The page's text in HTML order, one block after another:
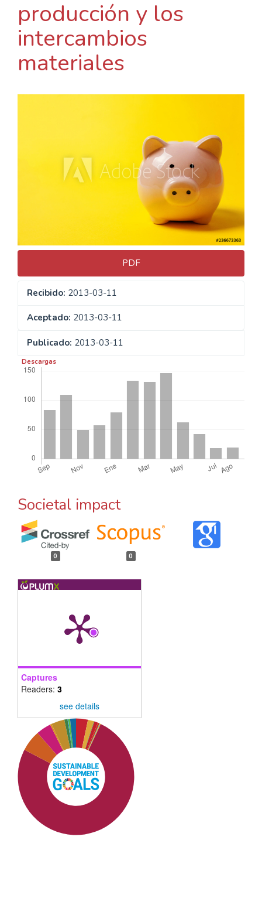
producción y los
intercambios
materiales
artículo
PDF
Recibido: 2013-03-11
Aceptado: 2013-03-11
Publicado: 2013-03-11
Descargas
Societal impact
0 0
Captures
Readers: 3
see details